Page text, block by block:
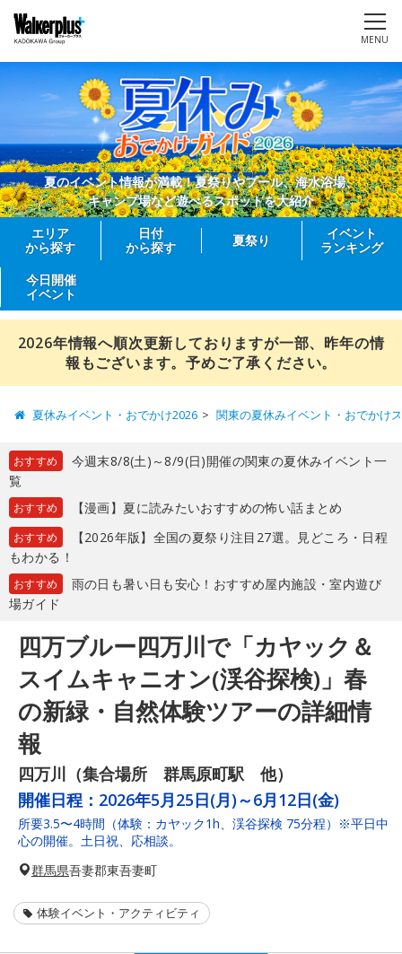
MENU
夏のイベント情報が満載！夏祭りやプール、海水浴場、
キャンプ場など遊べるスポットを大紹介
エリア
から探す
日付
から探す
夏祭り
イベント
ランキング
今日開催
イベント
2026年情報へ順次更新しておりますが一部、昨年の情
報もございます。予めご了承ください。
夏休みイベント・おでかけ2026 関東の夏休みイベント・おでかけ
おすすめ
今週末8/8(土)～8/9(日)開催の関東の夏休みイベント一
覧
おすすめ 【漫画】夏に読みたいおすすめの怖い話まとめ
おすすめ
【2026年版】全国の夏祭り注目27選。見どころ・日程
もわかる！
おすすめ
雨の日も暑い日も安心！おすすめ屋内施設・室内遊び
場ガイド
四万ブルー四万川で「カヤック＆
スイムキャニオン(渓谷探検)」春
の新緑・自然体験ツアーの詳細情
報
四万川（集合場所 群馬原町駅 他）
開催日程： 2026年5月25日(月)～6月12日(金)
所要3.5〜4時間（体験：カヤック1h、渓谷探検 75分程）※平日中
心の開催。土日祝、応相談。
群馬県吾妻郡東吾妻町
体験イベント・アクティビティ